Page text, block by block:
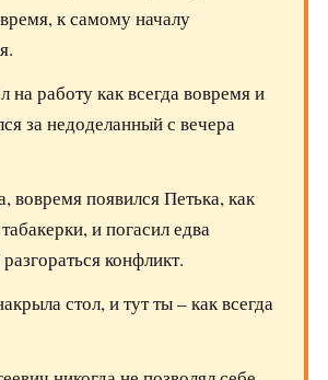
к самому началу
работу как всегда вовремя и
за недоделанный с вечера
вовремя появился Петька, как
и погасил едва
конфликт.
стол, и тут ты – как всегда